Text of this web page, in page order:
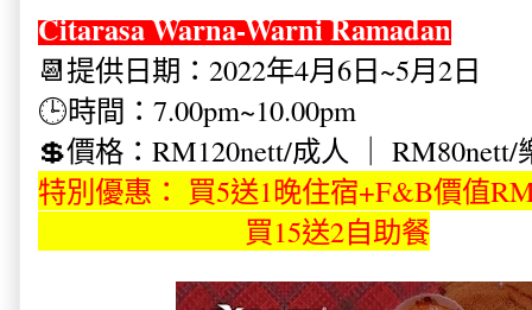
Citarasa Warna-Warni Ramadan
📆提供日期：2022年4月6日~5月2日
🕒時間：7.00pm~10.00pm
💲價格：RM120nett/成人 ｜
特別優惠： 買5送1晚住宿+F&B價值
買15送2自助餐